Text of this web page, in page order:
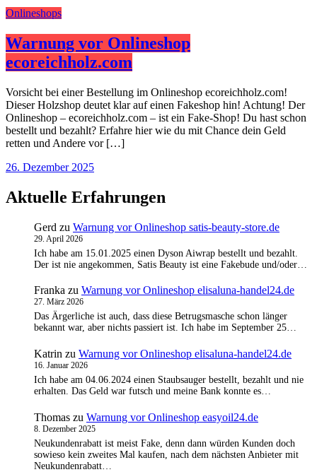
Onlineshops
Warnung vor Onlineshop
ecoreichholz.com
Vorsicht bei einer Bestellung im Onlineshop ecoreichholz.com!
Dieser Holzshop deutet klar auf einen Fakeshop hin! Achtung! Der
Onlineshop – ecoreichholz.com – ist ein Fake-Shop! Du hast schon
bestellt und bezahlt? Erfahre hier wie du mit Chance dein Geld
retten und Andere vor […]
26. Dezember 2025
Aktuelle Erfahrungen
Gerd zu Warnung vor Onlineshop satis-beauty-store.de
29. April 2026
Ich habe am 15.01.2025 einen Dyson Aiwrap bestellt und bezahlt.
Der ist nie angekommen, Satis Beauty ist eine Fakebude und/oder…
Franka zu Warnung vor Onlineshop elisaluna-handel24.de
27. März 2026
Das Ärgerliche ist auch, dass diese Betrugsmasche schon länger
bekannt war, aber nichts passiert ist. Ich habe im September 25…
Katrin zu Warnung vor Onlineshop elisaluna-handel24.de
16. Januar 2026
Ich habe am 04.06.2024 einen Staubsauger bestellt, bezahlt und nie
erhalten. Das Geld war futsch und meine Bank konnte es…
Thomas zu Warnung vor Onlineshop easyoil24.de
8. Dezember 2025
Neukundenrabatt ist meist Fake, denn dann würden Kunden doch
sowieso kein zweites Mal kaufen, nach dem nächsten Anbieter mit
Neukundenrabatt…